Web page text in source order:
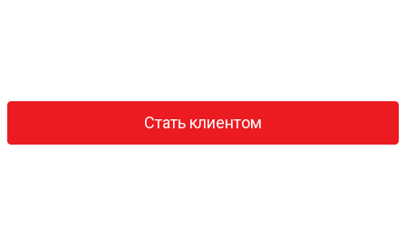
Стать клиентом